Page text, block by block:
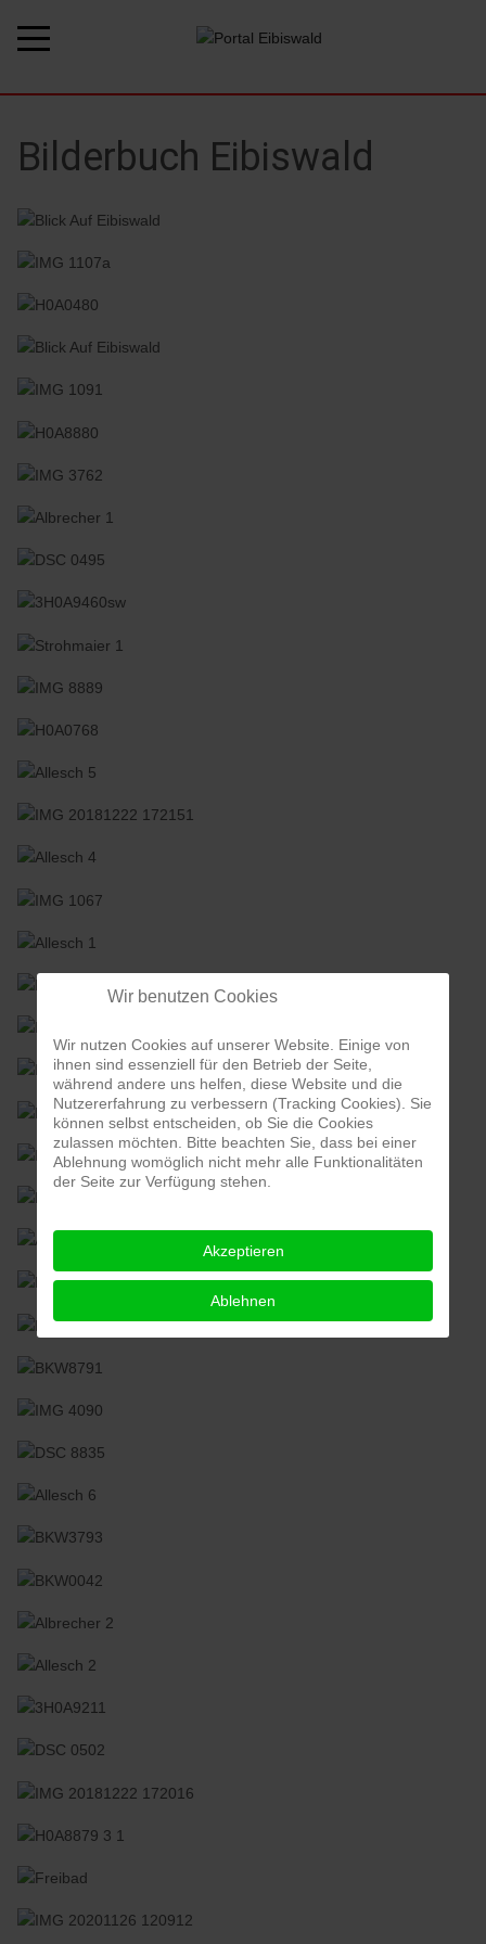
Bilderbuch Eibiswald
Wir benutzen Cookies
Wir nutzen Cookies auf unserer Website. Einige von
ihnen sind essenziell für den Betrieb der Seite,
während andere uns helfen, diese Website und die
Nutzererfahrung zu verbessern (Tracking Cookies). Sie
können selbst entscheiden, ob Sie die Cookies
zulassen möchten. Bitte beachten Sie, dass bei einer
Ablehnung womöglich nicht mehr alle Funktionalitäten
der Seite zur Verfügung stehen.
Akzeptieren
Ablehnen